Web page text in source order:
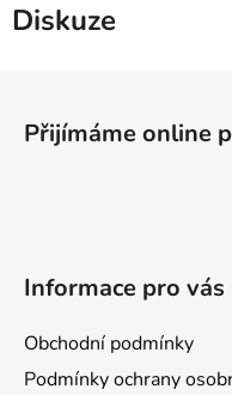
Diskuze
Přijímáme online
Informace pro vás
Obchodní podmínky
Podmínky ochrany